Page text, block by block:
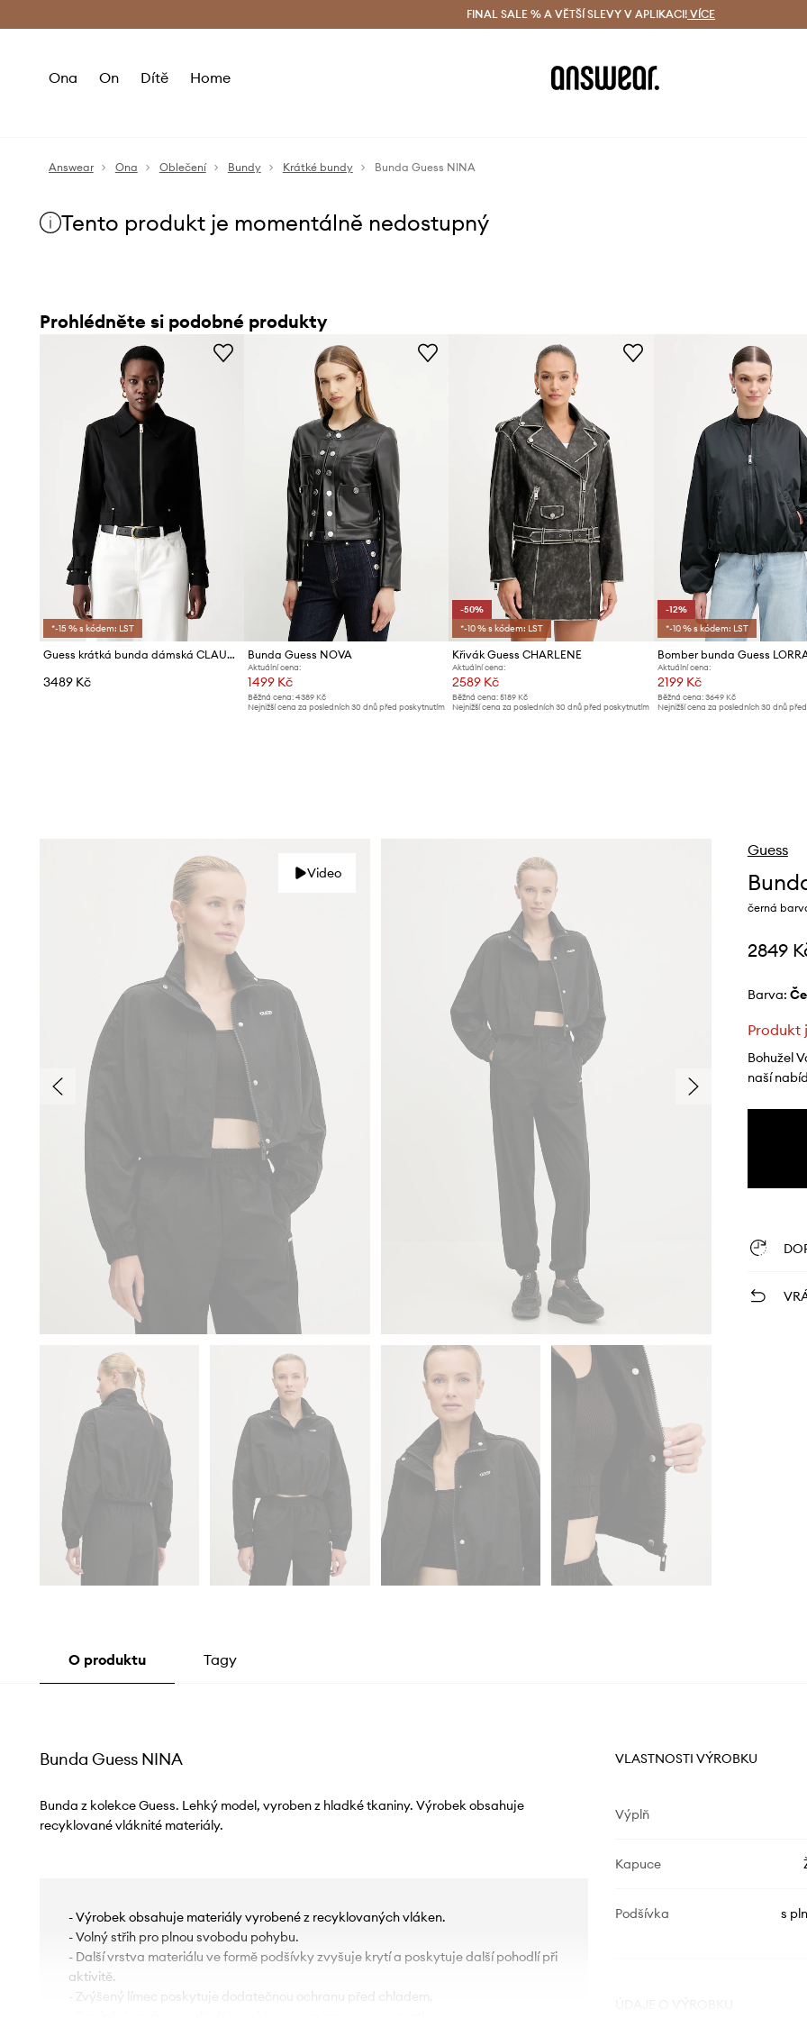
Doručení a vrácení zdarma (od 1800 Kč) Doručení i do 24 h
FINAL SALE % A VĚTŠÍ SLEVY V APLIKACI! VÍCE
Ona On Dítě Home
Answear Ona Oblečení Bundy Krátké bundy Bunda Guess NINA
Tento produkt je momentálně nedostupný
Prohlédněte si podobné produkty
*-15 % s kódem: LST
Guess krátká bunda dámská CLAUDIE
3489 Kč
Bunda Guess NOVA
Aktuální cena:
1499 Kč
Běžná cena:4389 Kč
Nejnižší cena za posledních 30 dnů před poskytnutím
-50%
*-10 % s kódem: LST
Křivák Guess CHARLENE
Aktuální cena:
2589 Kč
Běžná cena: 5189 Kč
Nejnižší cena za posledních 30 dnů před poskytnutím
-12%
*-10 % s kódem: LST
Bomber bunda Guess
Aktuální cena:
2199 Kč
Běžná cena: 3649 Kč
Nejnižší cena za posledních 30 dnů
Video
Guess
černá
2849
Barva:
Produkt
Bohužel
naší
O produktu Tagy
Bunda Guess NINA
Bunda z kolekce Guess. Lehký model, vyroben z hladké tkaniny. Výrobek obsahuje
recyklované vláknité materiály.
- Výrobek obsahuje materiály vyrobené z recyklovaných vláken.
- Volný střih pro plnou svobodu pohybu.
- Další vrstva materiálu ve formě podšívky zvyšuje krytí a poskytuje další pohodlí při
aktivitě.
- Zvýšený límec poskytuje dodatečnou ochranu před chladem.
VLASTNOSTI VÝROBKU
Výplň
Kapuce
Podšívka
s